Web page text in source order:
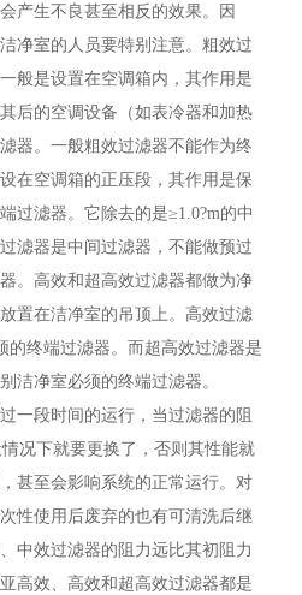
产生不良甚至相反的效果。因
净室的人员要特别注意。粗效过
般是设置在空调箱内，其作用是
后的空调设备（如表冷器和加热
器。一般粗效过滤器不能作为终
在空调箱的正压段，其作用是保
过滤器。它除去的是≥1.0?m的中
滤器是中间过滤器，不能做预过
。高效和超高效过滤器都做为净
置在洁净室的吊顶上。高效过滤
的终端过滤器。而超高效过滤器是
洁净室必须的终端过滤器。
一段时间的运行，当过滤器的阻
况下就要更换了，否则其性能就
甚至会影响系统的正常运行。对
性使用后废弃的也有可清洗后继
中效过滤器的阻力远比其初阻力
高效、高效和超高效过滤器都是